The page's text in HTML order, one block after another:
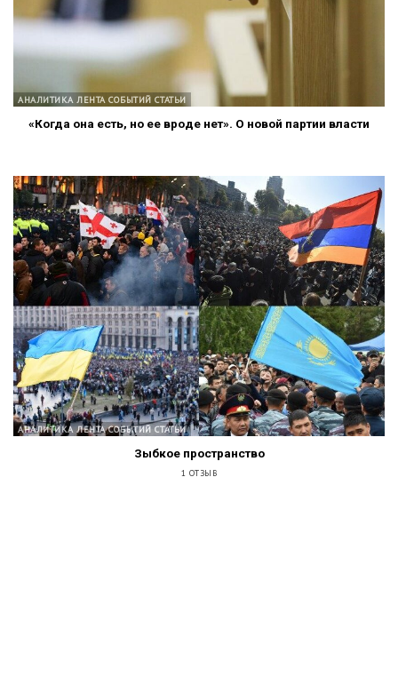
АНАЛИТИКА ЛЕНТА СОБЫТИЙ СТАТЬИ
«Когда она есть, но ее вроде нет». О новой партии власти
АНАЛИТИКА ЛЕНТА СОБЫТИЙ СТАТЬИ
Зыбкое пространство
1 ОТЗЫВ